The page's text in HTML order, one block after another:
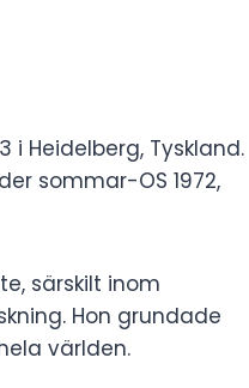
i Heidelberg, Tyskland.
sommar-OS 1972,
särskilt inom
Hon grundade
världen.